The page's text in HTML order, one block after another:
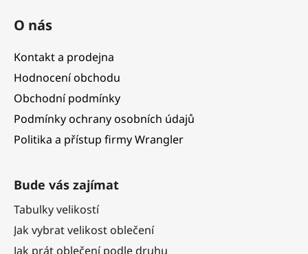
O nás
Kontakt a prodejna
Hodnocení obchodu
Obchodní podmínky
Podmínky ochrany osobních údajů
Politika a přístup firmy Wrangler
Bude vás zajímat
Tabulky velikostí
Jak vybrat velikost oblečení
Jak prát oblečení podle druhu